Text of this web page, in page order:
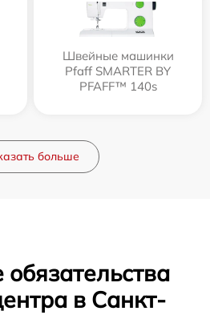
Швейные машинки
Pfaff SMARTER BY
PFAFF™ 140s
больше
в Санкт-